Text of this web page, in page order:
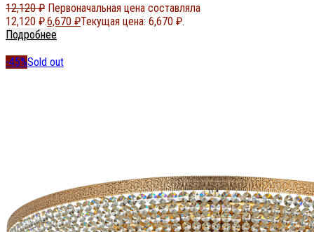
12,120₽ Первоначальная цена составляла
12,120 ₽.6,670 ₽Текущая цена: 6,670 ₽.
Подробнее
-45%Sold out